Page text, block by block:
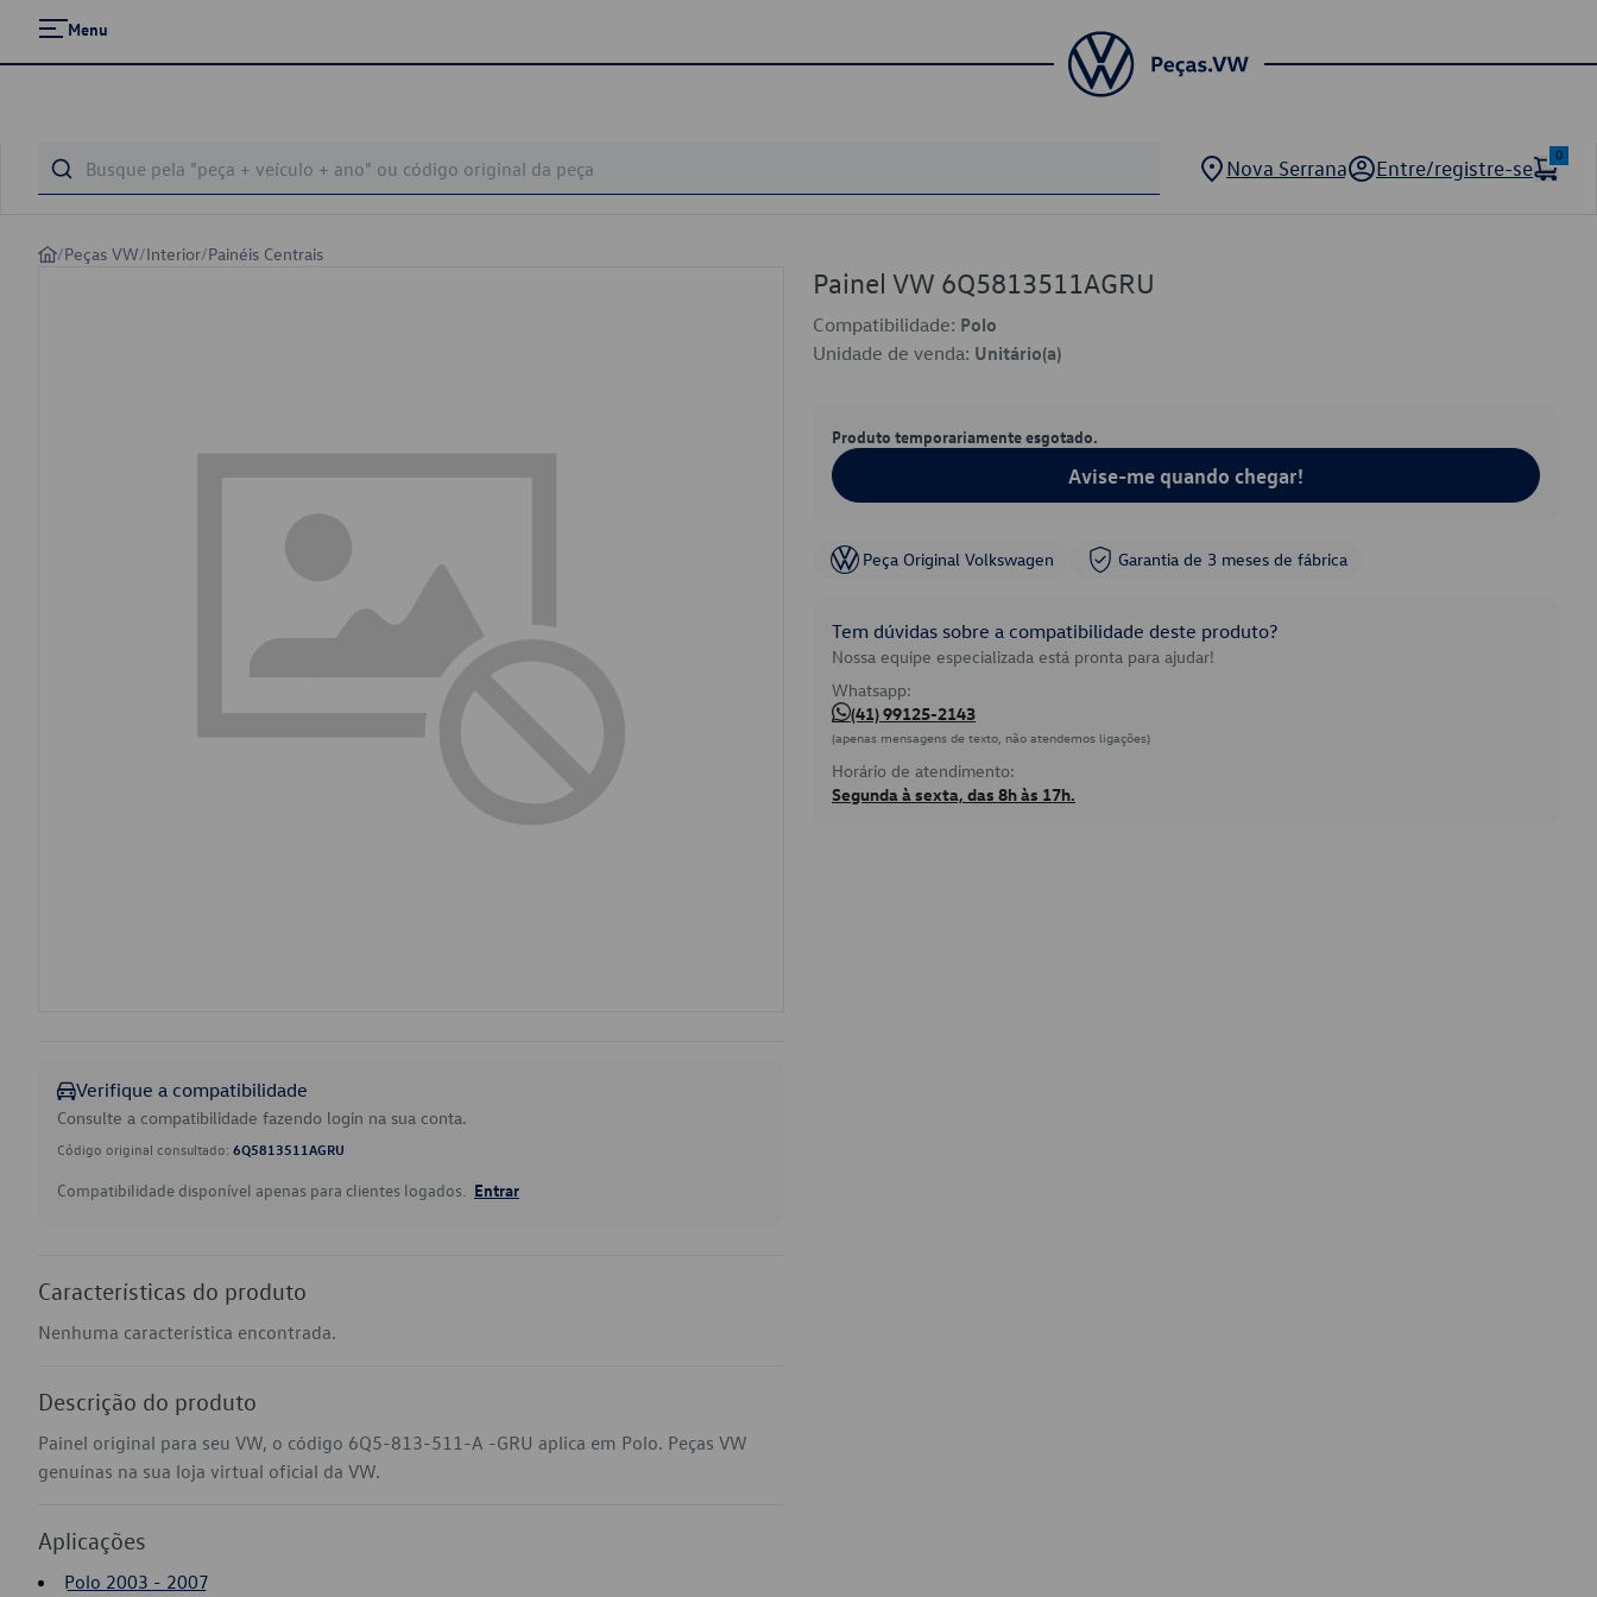
Menu
Nova Serrana Entre/registre-se
0
/Peças VW/Interior/Painéis Centrais
Verifique a compatibilidade
Consulte a compatibilidade fazendo login na sua conta.
Código original consultado: 6Q5813511AGRU
Compatibilidade disponível apenas para clientes logados. Entrar
Características do produto
Nenhuma característica encontrada.
Descrição do produto
Painel original para seu VW, o código 6Q5-813-511-A -GRU aplica em Polo. Peças VW
genuínas na sua loja virtual oficial da VW.
Aplicações
Polo 2003 - 2007
Painel VW 6Q5813511AGRU
Compatibilidade: Polo
Unidade de venda: Unitário(a)
Produto temporariamente esgotado.
Avise-me quando chegar!
Peça Original Volkswagen Garantia de 3 meses de fábrica
Tem dúvidas sobre a compatibilidade deste produto?
Nossa equipe especializada está pronta para ajudar!
Whatsapp:
(41) 99125-2143
(apenas mensagens de texto, não atendemos ligações)
Horário de atendimento:
Segunda à sexta, das 8h às 17h.